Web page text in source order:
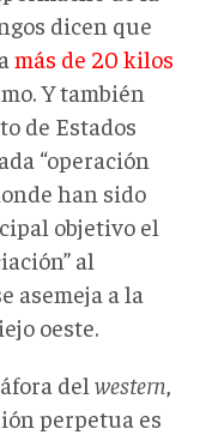
dicen que
más de 20 kilos
Y también
de Estados
“operación
han sido
objetivo el
al
asemeja a la
oeste.
del western,
perpetua es